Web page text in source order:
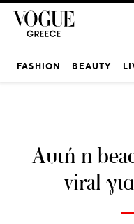
FASHION BEAUTY
Αυτή η
viral